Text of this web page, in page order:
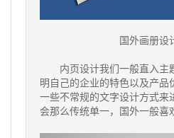
国外画册设
内页设计我们一般直入主
明自己的企业的特色以及产品
一些不常规的文字设计方式来
会那么传统单一，国外一般喜